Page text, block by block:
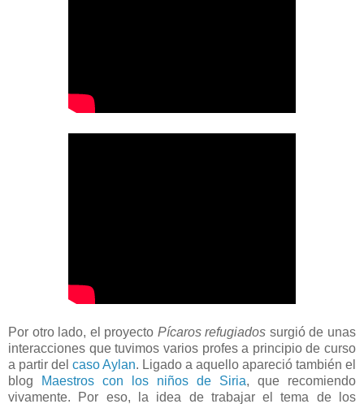
Por otro lado, el proyecto Pícaros refugiados surgió de unas
interacciones que tuvimos varios profes a principio de curso
a partir del caso Aylan. Ligado a aquello apareció también el
blog
Maestros con los niños de Siria, que recomiendo
vivamente. Por eso, la idea de trabajar el tema de los